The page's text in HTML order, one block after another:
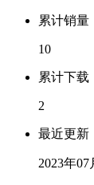
累计销量
10
累计下载
2
最近更新
2023年07